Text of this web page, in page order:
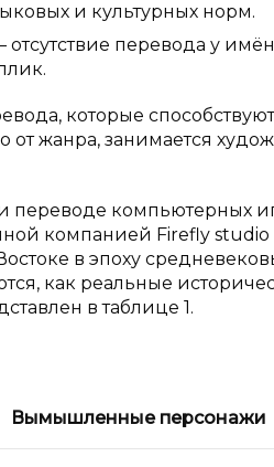
и культурных норм.
перевода у
которые
от жанра, занимается
компьютерных
компанией Firefly studio
в эпоху
как реальные
в таблице 1.
Вымышленные персонажи